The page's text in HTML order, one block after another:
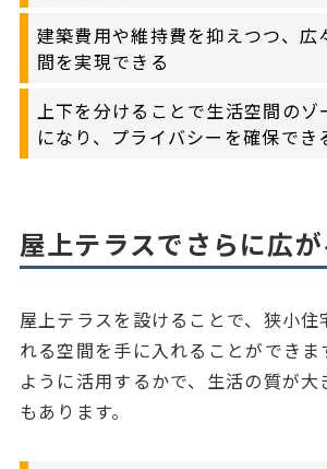
建築費用や維持費を抑えつつ、広
間を実現できる
上下を分けることで生活空間のゾ
になり、プライバシーを確保でき
屋上テラスでさらに広
屋上テラスを設けることで、狭小住
れる空間を手に入れることができま
ように活用するかで、生活の質が大
もあります。